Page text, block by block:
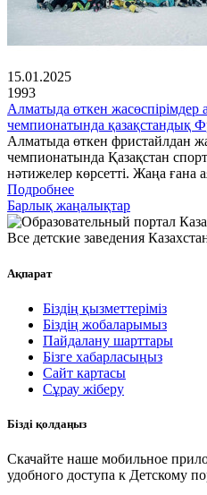
15.01.2025
1993
Алматыда өткен жасөспірімдер
чемпионатында қазақстандық
Алматыда өткен фристайлдан
чемпионатында Қазақстан
нәтижелер көрсетті. Жаңа ғана
Подробнее
Барлық жаңалықтар
Все детские заведения
Ақпарат
Біздің қызметтеріміз
Біздің жобаларымыз
Пайдалану шарттары
Бізге хабарласыңыз
Сайт картасы
Сұрау жіберу
Бізді қолдаңыз
Скачайте наше мобильное
удобного доступа к Детскому